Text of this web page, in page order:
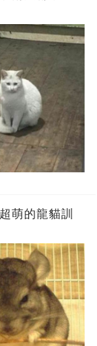
萌的龍貓訓